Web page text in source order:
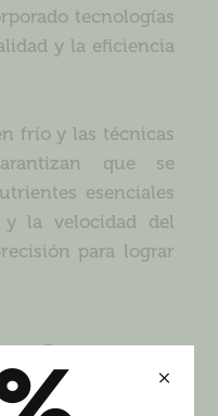
tecnologías
y la eficiencia
frío y las técnicas
que se
esenciales
y la velocidad del
para lograr